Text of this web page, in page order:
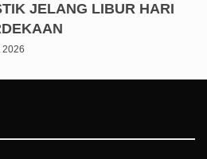
JELANG LIBUR HARI
2026